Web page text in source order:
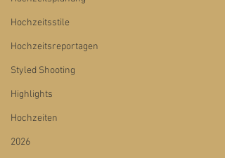
Hochzeitsstile
Hochzeitsreportagen
Styled Shooting
Highlights
Hochzeiten
2026